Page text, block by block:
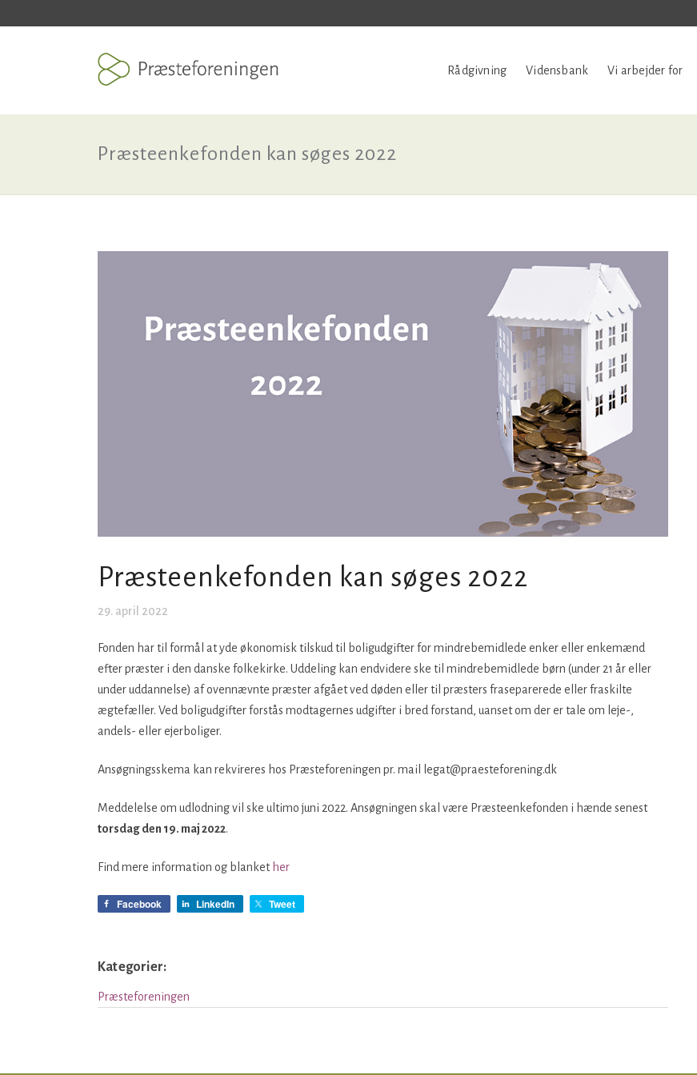
Rådgivning Vidensbank Vi arbejder for
Præsteenkefonden kan søges 2022
Præsteenkefonden kan søges 2022
29. april 2022
Fonden har til formål at yde økonomisk tilskud til boligudgifter for mindrebemidlede enker eller enkemænd
efter præster i den danske folkekirke. Uddeling kan endvidere ske til mindrebemidlede børn (under 21 år eller
under uddannelse) af ovennævnte præster afgået ved døden eller til præsters fraseparerede eller fraskilte
ægtefæller. Ved boligudgifter forstås modtagernes udgifter i bred forstand, uanset om der er tale om leje-,
andels- eller ejerboliger.
Ansøgningsskema kan rekvireres hos Præsteforeningen pr. mail legat@praesteforening.dk
Meddelelse om udlodning vil ske ultimo juni 2022. Ansøgningen skal være Præsteenkefonden i hænde senest
torsdag den 19. maj 2022.
Find mere information og blanket her
Facebook LinkedIn Tweet
Kategorier:
Præsteforeningen